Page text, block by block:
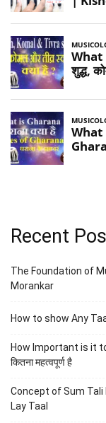
Recent
The Foundation of
Morankar
How to show Any Taal
How Important is it
कितना महत्वपूर्ण है
Concept of Sum Tali
Lay Taal